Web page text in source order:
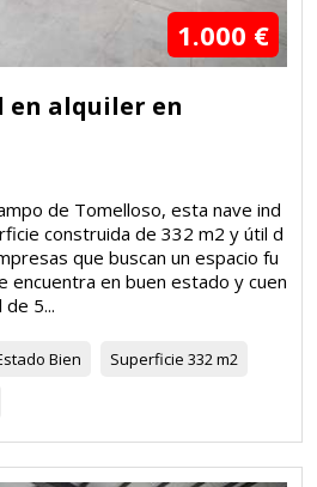
1.000 €
en alquiler en
de Tomelloso, esta nave ind
construida de 332 m2 y útil d
que buscan un espacio fu
encuentra en buen estado y cuen
5...
Bien Superficie 332 m2